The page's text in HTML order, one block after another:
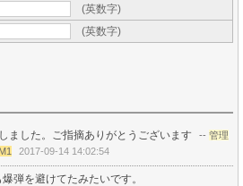
(英数字)
(英数字)
ました。ご指摘ありがとうございます -- 管理
2017-09-14 14:02:54
弾を避けてたみたいです。